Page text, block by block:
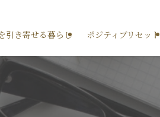
引き寄せる暮らし ポジティブリセット